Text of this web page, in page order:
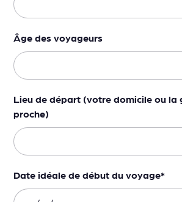
Âge des voyageurs
Lieu de départ (votre domicile ou la
proche)
Date idéale de début du voyage*